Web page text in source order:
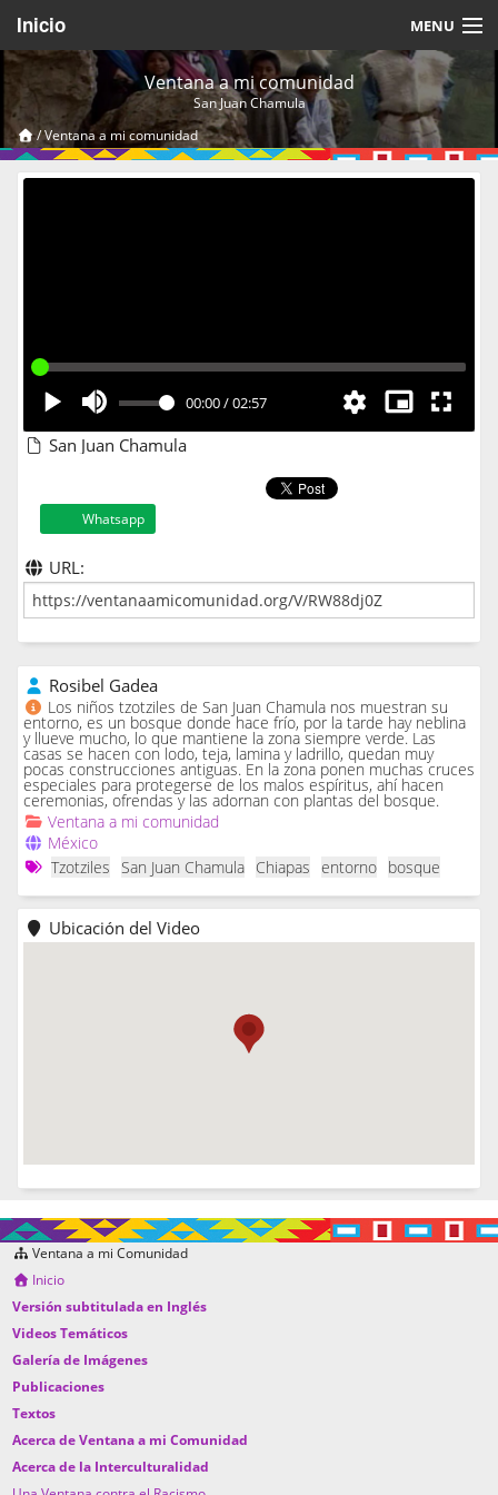
Inicio MENU
Acerca de
Videos Temáticos
Cerrar Sesión
Ventana a mi comunidad
San Juan Chamula
/Ventana a mi comunidad
00:00/02:57
San Juan Chamula
Whatsapp
URL:
Rosibel Gadea
Los niños tzotziles de San Juan Chamula nos muestran su
entorno, es un bosque donde hace frío, por la tarde hay neblina
y llueve mucho, lo que mantiene la zona siempre verde. Las
casas se hacen con lodo, teja, lamina y ladrillo, quedan muy
pocas construcciones antiguas. En la zona ponen muchas cruces
especiales para protegerse de los malos espíritus, ahí hacen
ceremonias, ofrendas y las adornan con plantas del bosque.
Ventana a mi comunidad
México
Tzotziles
San Juan Chamula Chiapas entorno bosque
Ubicación del Video
Ventana a mi Comunidad
Inicio
Versión subtitulada en Inglés
Videos Temáticos
Galería de Imágenes
Publicaciones
Textos
Acerca de Ventana a mi Comunidad
Acerca de la Interculturalidad